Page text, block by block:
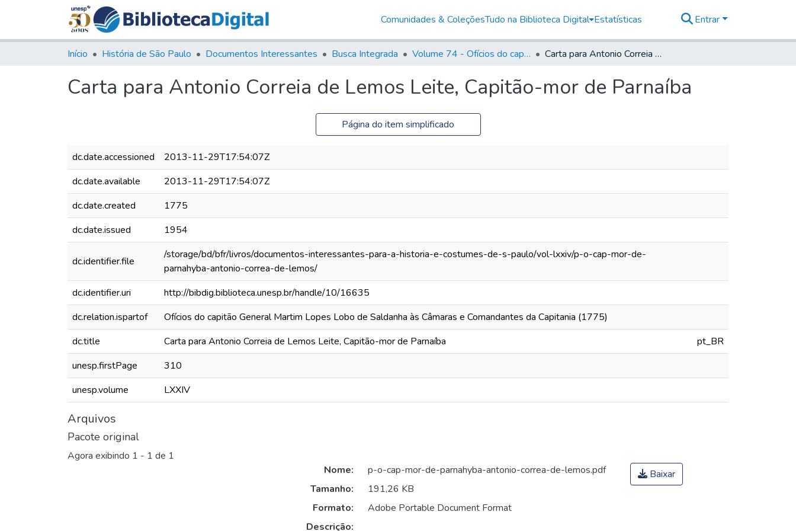
Comunidades & ColeçõesTudo na Biblioteca Digital Estatísticas Entrar
Início História de São Paulo Documentos Interessantes Busca Integrada Volume 74 - Ofícios do capitão General Martim Lopes Lobo de Saldanha às Câmaras e Comandantes da Capitania (1775) Carta para Antonio Correia de Lemos Leite, Capitão-mor de Parnaíba
Carta para Antonio Correia de Lemos Leite, Capitão-mor de Parnaíba
Página do item simplificado
dc.date.accessioned
2013-11-29T17:54:07Z
dc.date.available
2013-11-29T17:54:07Z
dc.date.created
1775
dc.date.issued
1954
dc.identifier.file
/storage/bd/bfr/livros/documentos-interessantes-para-a-historia-e-costumes-de-s-paulo/vol-lxxiv/p-o-cap-mor-de-
parnahyba-antonio-correa-de-lemos/
dc.identifier.uri
http://bibdig.biblioteca.unesp.br/handle/10/16635
dc.relation.ispartof
Ofícios do capitão General Martim Lopes Lobo de Saldanha às Câmaras e Comandantes da Capitania (1775)
dc.title
Carta para Antonio Correia de Lemos Leite, Capitão-mor de Parnaíba
pt_BR
unesp.firstPage
310
unesp.volume
LXXIV
Arquivos
Pacote original
Agora exibindo 1 - 1 de 1
Nome:
p-o-cap-mor-de-parnahyba-antonio-correa-de-lemos.pdf
Tamanho:
191,26 KB
Formato:
Adobe Portable Document Format
Descrição:
Baixar